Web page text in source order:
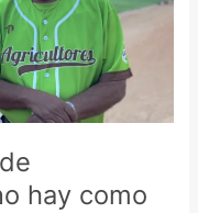
hay como